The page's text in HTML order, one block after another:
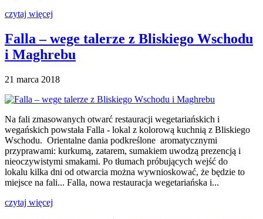
czytaj więcej
Falla – wege talerze z Bliskiego Wschodu
i Maghrebu
21 marca 2018
Na fali zmasowanych otwarć restauracji wegetariańskich i
wegańskich powstała Falla - lokal z kolorową kuchnią z Bliskiego
Wschodu. Orientalne dania podkreślone aromatycznymi
przyprawami: kurkumą, zatarem, sumakiem uwodzą prezencją i
nieoczywistymi smakami. Po tłumach próbujących wejść do
lokalu kilka dni od otwarcia można wywnioskować, że będzie to
miejsce na fali... Falla, nowa restauracja wegetariańska i...
czytaj więcej